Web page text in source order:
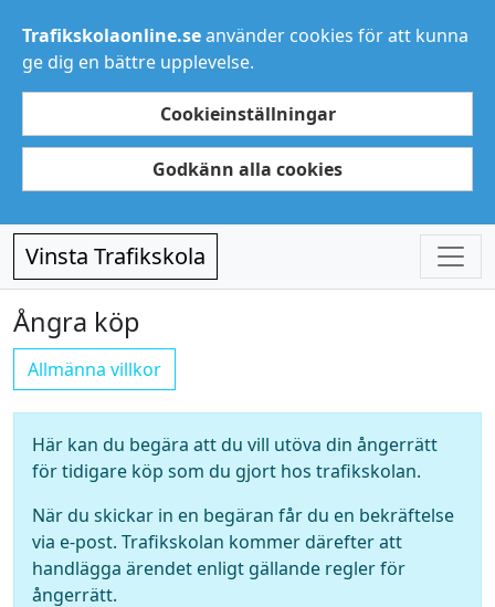
Trafikskolaonline.seanvänder cookies för att kunna
ge dig en bättre upplevelse.
Cookieinställningar
Godkänn alla cookies
Vinsta Trafikskola
Ångra köp
Allmänna villkor
Här kan du begära att du vill utöva din ångerrätt
för tidigare köp som du gjort hos trafikskolan.
När du skickar in en begäran får du en bekräftelse
via e-post. Trafikskolan kommer därefter att
handlägga ärendet enligt gällande regler för
ångerrätt.